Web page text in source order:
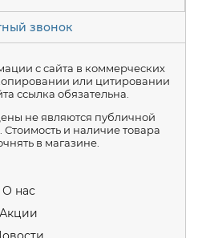
звонок
с сайта в коммерческих
или цитировании
ссылка обязательна.
не являются публичной
Стоимость и наличие товара
в магазине.
О нас
Акции